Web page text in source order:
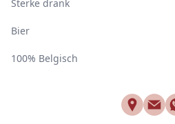
Sterke drank
Bier
100% Belgisch